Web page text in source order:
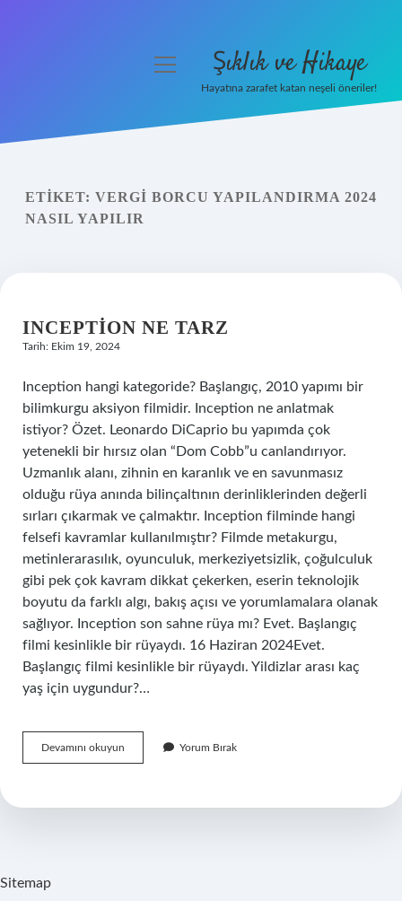
Yasal Uyarı
menüyü
Şıklık ve Hikaye
Hayatına zarafet katan neşeli öneriler!
ETIKET: VERGI BORCU YAPILANDIRMA 2024
NASIL YAPILIR
INCEPTION NE TARZ
Tarih: Ekim 19, 2024
Inception hangi kategoride? Başlangıç, 2010 yapımı bir
bilimkurgu aksiyon filmidir. Inception ne anlatmak
istiyor? Özet. Leonardo DiCaprio bu yapımda çok
yetenekli bir hırsız olan “Dom Cobb”u canlandırıyor.
Uzmanlık alanı, zihnin en karanlık ve en savunmasız
olduğu rüya anında bilinçaltının derinliklerinden değerli
sırları çıkarmak ve çalmaktır. Inception filminde hangi
felsefi kavramlar kullanılmıştır? Filmde metakurgu,
metinlerarasılık, oyunculuk, merkeziyetsizlik, çoğulculuk
gibi pek çok kavram dikkat çekerken, eserin teknolojik
boyutu da farklı algı, bakış açısı ve yorumlamalara olanak
sağlıyor. Inception son sahne rüya mı? Evet. Başlangıç ​​
filmi kesinlikle bir rüyaydı. 16 Haziran 2024Evet.
Başlangıç ​​filmi kesinlikle bir rüyaydı. Yildizlar arası kaç
yaş için uygundur?…
Devamını okuyun Inception
Ne
Yorum Bırak
Sitemap